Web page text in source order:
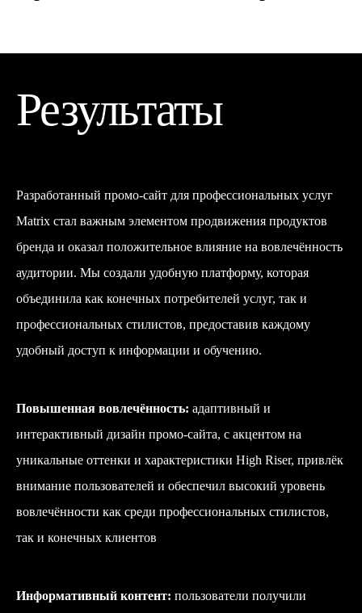
Результаты
Разработанный промо-сайт для профессиональных услуг
Matrix стал важным элементом продвижения продуктов
бренда и оказал положительное влияние на вовлечённость
аудитории. Мы создали удобную платформу, которая
объединила как конечных потребителей услуг, так и
профессиональных стилистов, предоставив каждому
удобный доступ к информации и обучению.
Повышенная вовлечённость: адаптивный и
интерактивный дизайн промо-сайта, с акцентом на
уникальные оттенки и характеристики High Riser, привлёк
внимание пользователей и обеспечил высокий уровень
вовлечённости как среди профессиональных стилистов,
так и конечных клиентов
Информативный контент: пользователи получили